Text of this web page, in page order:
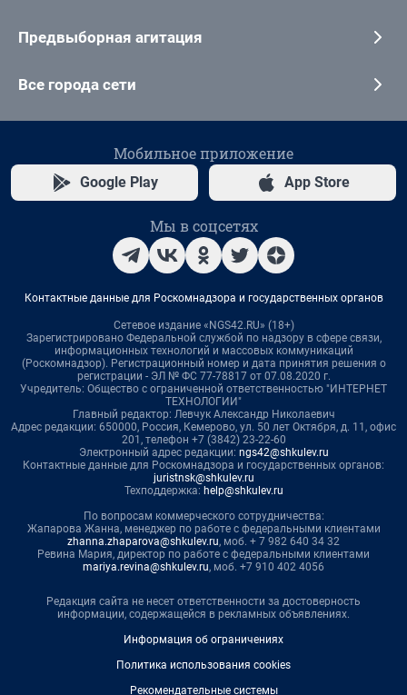
Предвыборная агитация
Все города сети
Мобильное приложение
Google Play App Store
Мы в соцсетях
Контактные данные для Роскомнадзора и государственных органов
Сетевое издание «NGS42.RU» (18+)
Зарегистрировано Федеральной службой по надзору в сфере связи,
информационных технологий и массовых коммуникаций
(Роскомнадзор). Регистрационный номер и дата принятия решения о
регистрации - ЭЛ № ФС 77-78817 от 07.08.2020 г.
Учредитель: Общество с ограниченной ответственностью "ИНТЕРНЕТ
ТЕХНОЛОГИИ"
Главный редактор: Левчук Александр Николаевич
Адрес редакции: 650000, Россия, Кемерово, ул. 50 лет Октября, д. 11, офис
201, телефон +7 (3842) 23-22-60
Электронный адрес редакции: ngs42@shkulev.ru
Контактные данные для Роскомнадзора и государственных органов:
juristnsk@shkulev.ru
Техподдержка: help@shkulev.ru
По вопросам коммерческого сотрудничества:
Жапарова Жанна, менеджер по работе с федеральными клиентами
zhanna.zhaparova@shkulev.ru, моб. + 7 982 640 34 32
Ревина Мария, директор по работе с федеральными клиентами
mariya.revina@shkulev.ru, моб. +7 910 402 4056
Редакция сайта не несет ответственности за достоверность
информации, содержащейся в рекламных объявлениях.
Информация об ограничениях
Политика использования cookies
Рекомендательные системы